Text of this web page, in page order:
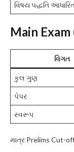
વિષય પદ્ધતિ આધારિત
Main Exam
વિગત
કુલ ગુણ
પેપર
સ્વરૂપ
માત્ર Prelims Cut-